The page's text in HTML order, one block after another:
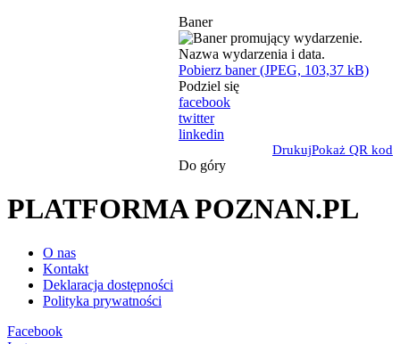
Baner
Pobierz baner (JPEG, 103,37 kB)
Podziel się
facebook
twitter
linkedin
DrukujPokaż QR kod
Do góry
PLATFORMA POZNAN.PL
O nas
Kontakt
Deklaracja dostępności
Polityka prywatności
Facebook